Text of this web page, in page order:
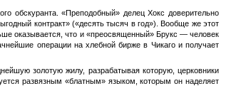
обскуранта. «Преподобный» делец Хокс доверительно
контракт» («десять тысяч в год»). Вообще же этот
оказывается, что и «преосвященный» Брукс — человек
операции на хлебной бирже в Чикаго и получает
золотую жилу, разрабатывая которую, церковники
развязным «блатным» языком, которым он наделяет